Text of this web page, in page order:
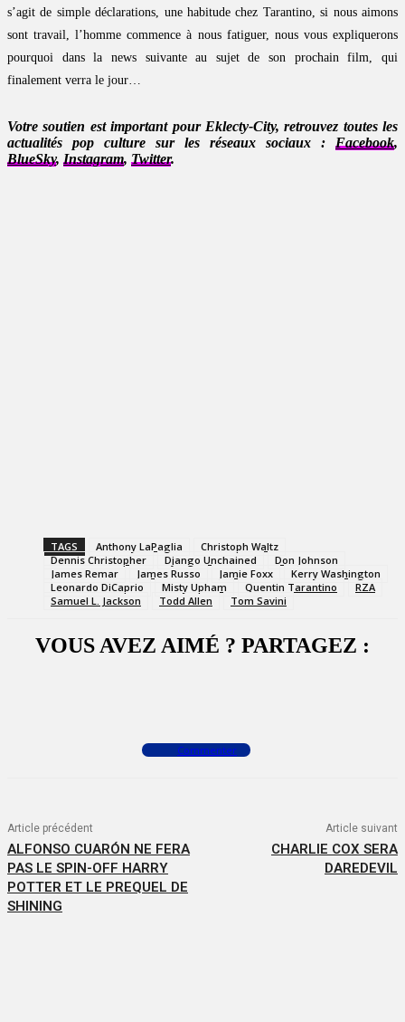
s’agit de simple déclarations, une habitude chez Tarantino, si nous aimons
sont travail, l’homme commence à nous fatiguer, nous vous expliquerons
pourquoi dans la news suivante au sujet de son prochain film, qui
finalement verra le jour…
Votre soutien est important pour Eklecty-City, retrouvez toutes les
actualités pop culture sur les réseaux sociaux : Facebook,
BlueSky, Instagram, Twitter.
TAGS Anthony LaPaglia
Christoph Waltz
Dennis Christopher
Django Unchained
Don Johnson
James Remar
James Russo Jamie Foxx
Kerry Washington
Leonardo DiCaprio
Misty Upham Quentin Tarantino
RZA
Samuel L. Jackson
Todd Allen Tom Savini
VOUS AVEZ AIMÉ ? PARTAGEZ :
Commenter
Article précédent
ALFONSO CUARÓN NE FERA
PAS LE SPIN-OFF HARRY
POTTER ET LE PREQUEL DE
SHINING
Article suivant
CHARLIE COX SERA
DAREDEVIL